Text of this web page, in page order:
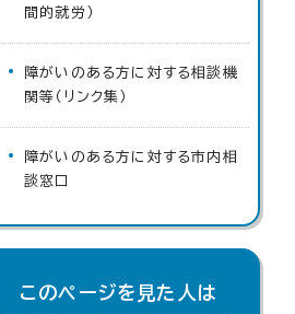
間的就労）
障がいのある方に対する相談機
関等（リンク集）
障がいのある方に対する市内相
談窓口
このページを見た人は